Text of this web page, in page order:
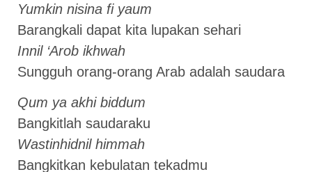
Yumkin nisina fi yaum
Barangkali dapat kita lupakan sehari
Innil ‘Arob ikhwah
Sungguh orang-orang Arab adalah saudara
Qum ya akhi biddum
Bangkitlah saudaraku
Wastinhidnil himmah
Bangkitkan kebulatan tekadmu